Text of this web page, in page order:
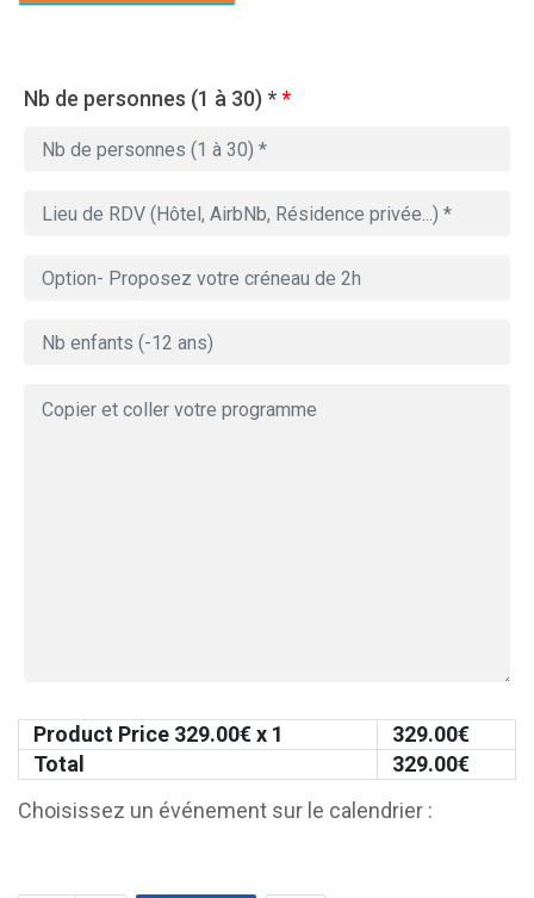
Nb de personnes (1 à 30) **
Product Price 329.00€ x 1 329.00€
Total
329.00€
Choisissez un événement sur le calendrier :